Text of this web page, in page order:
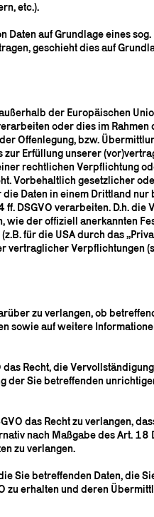
etc.).
Daten auf Grundlage eines sog.
geschieht dies auf
der Europäischen
oder dies im Rahmen
Offenlegung, bzw.
zur Erfüllung unserer
rechtlichen Verpflichtung
Vorbehaltlich gesetzlicher
Daten in einem Drittland nur
DSGVO verarbeiten. D.h. die
wie der offiziell anerkannten
für die USA durch das
vertraglicher Verpflichtungen
zu verlangen, ob
sowie auf weitere
Recht, die
der Sie betreffenden
das Recht zu verlangen,
nach Maßgabe des Art. 18
zu verlangen.
Sie betreffenden Daten, die
zu erhalten und deren